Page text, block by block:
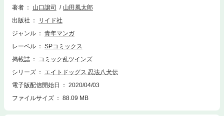
著者
山口譲司
山田風太郎
出版社
リイド社
ジャンル
青年マンガ
レーベル
SPコミックス
掲載誌
コミック乱ツインズ
シリーズ
エイトドッグス 忍法八犬伝
電子版配信開始日
2020/04/03
ファイルサイズ
88.09 MB